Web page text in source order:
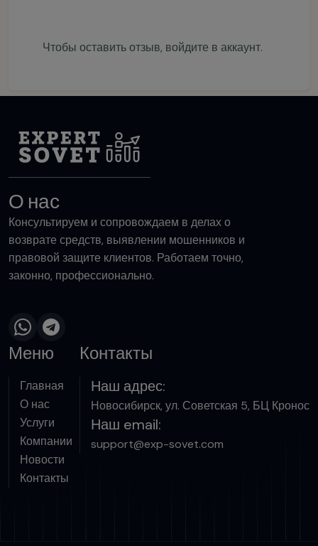
Чтобы оставить отзыв, войдите в аккаунт.
О нас
Консультируем и сопровождаем в делах о
возврате средств, выявлении мошенников и
правовой защите клиентов. Работаем точно,
законно, профессионально.
Меню
Главная
О нас
Услуги
Компании
Новости
Контакты
Контакты
Наш адрес:
Новосибирск, ул. Советская 5, БЦ Кронос
Наш email:
support@exp-sovet.com